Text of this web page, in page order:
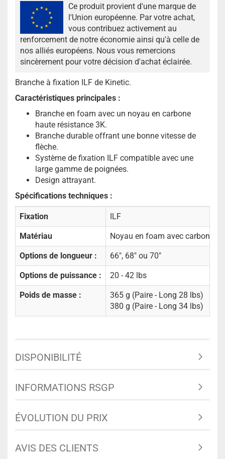
Ce produit provient d'une marque de
l'Union européenne. Par votre achat,
vous contribuez activement au
renforcement de notre économie ainsi qu'à celle de
nos alliés européens. Nous vous remercions
sincèrement pour votre décision d'achat éclairée.
Branche à fixation ILF de Kinetic.
Caractéristiques principales :
Branche en foam avec un noyau en carbone
haute résistance 3K.
Branche durable offrant une bonne vitesse de
flèche.
Système de fixation ILF compatible avec une
large gamme de poignées.
Design attrayant.
Spécifications techniques :
Fixation ILF
Matériau Noyau en foam avec carbone
Options de longueur : 66", 68" ou 70"
Options de puissance : 20 - 42 lbs
Poids de masse :
365 g (Paire - Long 28 lbs)
380 g (Paire - Long 34 lbs)
DISPONIBILITÉ
INFORMATIONS RSGP
ÉVOLUTION DU PRIX
AVIS DES CLIENTS